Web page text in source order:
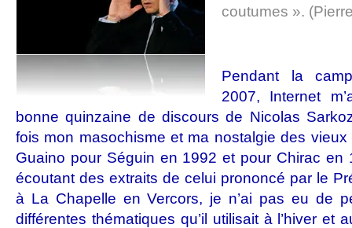
coutumes ».
Pendant la
2007, Internet
bonne quinzaine de discours de Nicolas
fois mon masochisme et ma nostalgie des
Guaino pour Séguin en 1992 et pour Chirac en
écoutant des extraits de celui prononcé par le
à La Chapelle en Vercors, je n’ai pas eu de
différentes thématiques qu’il utilisait à l’hiver et